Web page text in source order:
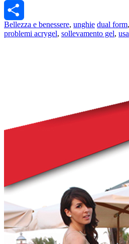
Twitter
Share
Bellezza e benessere, unghie dual form,
problemi acrygel, sollevamento gel,